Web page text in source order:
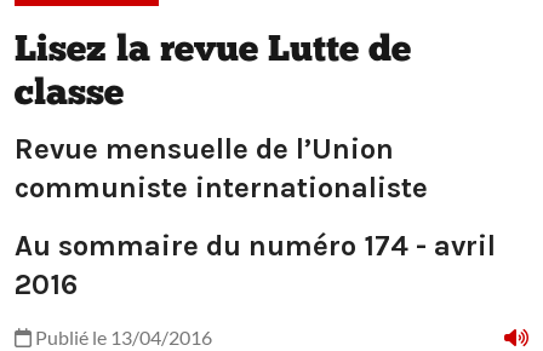
Lisez la revue Lutte de
classe
Revue mensuelle de l’Union
communiste internationaliste
Au sommaire du numéro 174 - avril
2016
Publié le 13/04/2016